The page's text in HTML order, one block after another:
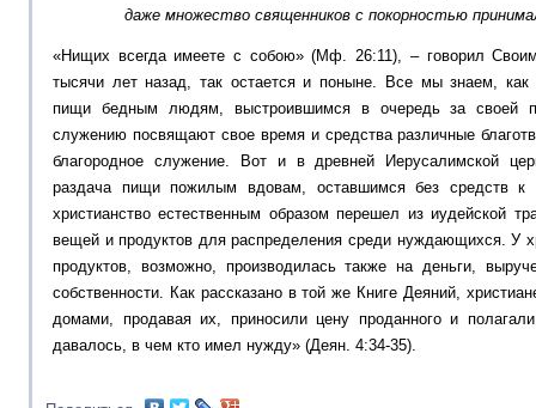
даже множество священников с покорностью
«Нищих всегда имеете с собою» (Мф. 26:11), – говорил
тысячи лет назад, так остается и поныне. Все мы знаем, как
пищи бедным людям, выстроившимся в очередь за своей
служению посвящают свое время и средства различные
благородное служение. Вот и в древней Иерусалимской
раздача пищи пожилым вдовам, оставшимся без средств к
христианство естественным образом перешел из иудейской
вещей и продуктов для распределения среди нуждающихся. У
продуктов, возможно, производилась также на деньги,
собственности. Как рассказано в той же Книге Деяний,
домами, продавая их, приносили цену проданного и
давалось, в чем кто имел нужду» (Деян. 4:34-35).